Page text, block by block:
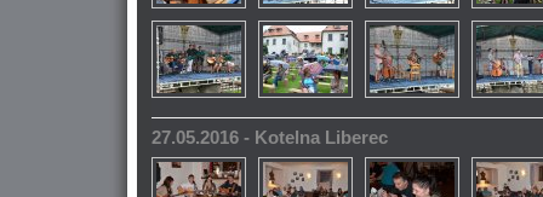
27.05.2016 - Kotelna Liberec